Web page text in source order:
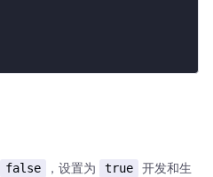
false ，设置为 true
开发和生